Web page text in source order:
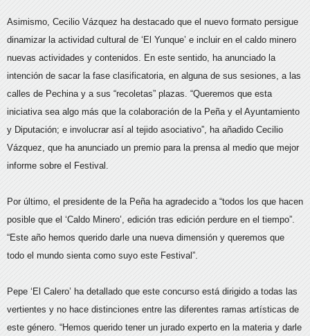
Asimismo, Cecilio Vázquez ha destacado que el nuevo formato persigue
dinamizar la actividad cultural de ‘El Yunque’ e incluir en el caldo minero
nuevas actividades y contenidos. En este sentido, ha anunciado la
intención de sacar la fase clasificatoria, en alguna de sus sesiones, a las
calles de Pechina y a sus “recoletas” plazas. “Queremos que esta
iniciativa sea algo más que la colaboración de la Peña y el Ayuntamiento
y Diputación; e involucrar así al tejido asociativo”, ha añadido Cecilio
Vázquez, que ha anunciado un premio para la prensa al medio que mejor
informe sobre el Festival.
Por último, el presidente de la Peña ha agradecido a “todos los que hacen
posible que el ‘Caldo Minero’, edición tras edición perdure en el tiempo”.
“Este año hemos querido darle una nueva dimensión y queremos que
todo el mundo sienta como suyo este Festival”.
Pepe ‘El Calero’ ha detallado que este concurso está dirigido a todas las
vertientes y no hace distinciones entre las diferentes ramas artísticas de
este género. “Hemos querido tener un jurado experto en la materia y darle